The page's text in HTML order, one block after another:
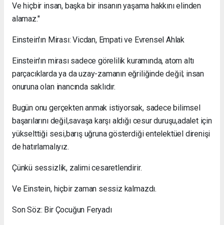
Ve hiçbir insan, başka bir insanın yaşama hakkını elinden
alamaz."
Einstein'ın Mirası: Vicdan, Empati ve Evrensel Ahlak
Einstein'ın mirası sadece görelilik kuramında, atom altı
parçacıklarda ya da uzay-zamanın eğriliğinde değil; insan
onuruna olan inancında saklıdır.
Bugün onu gerçekten anmak istiyorsak, sadece bilimsel
başarılarını değil,savaşa karşı aldığı cesur duruşu,adalet için
yükselttiği sesi,barış uğruna gösterdiği entelektüel direnişi
de hatırlamalıyız.
Çünkü sessizlik, zalimi cesaretlendirir.
Ve Einstein, hiçbir zaman sessiz kalmazdı.
Son Söz: Bir Çocuğun Feryadı